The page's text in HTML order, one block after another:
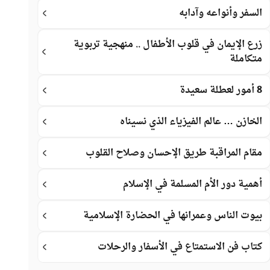
السفر وأنواعه وآدابه
زرع الإيمان في قلوب الأطفال .. منهجية تربوية
متكاملة
8 أمور لعطلة سعيدة
الخازن … عالم الفيزياء الذي نسيناه
مقام المراقبة طريق الإحسان وصلاح القلوب
أهمية دور الأم المسلمة في الإسلام
بيوت الناس وعمرانها في الحضارة الإسلامية
كتاب فن الاستمتاع في الأسفار والرحلات